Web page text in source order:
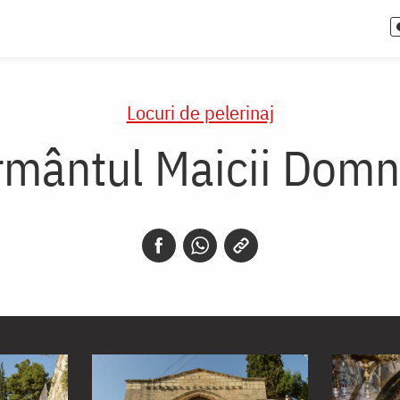
Locuri de pelerinaj
Maicii